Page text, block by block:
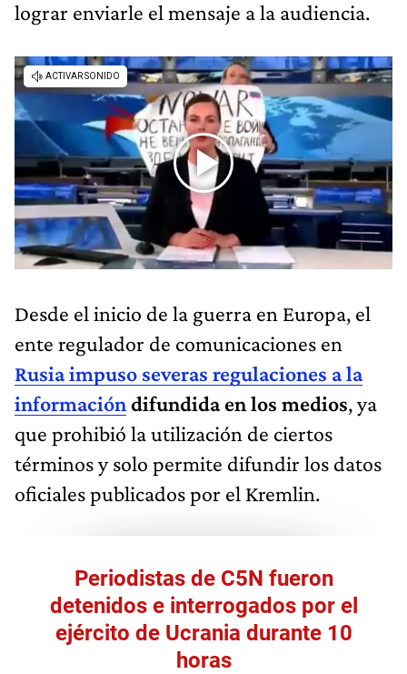
lograr enviarle el mensaje a la audiencia.
Desde el inicio de la guerra en Europa, el
ente regulador de comunicaciones en
Rusia impuso severas regulaciones a la
informacióndifundida en los medios, ya
que prohibió la utilización de ciertos
términos y solo permite difundir los datos
oficiales publicados por el Kremlin.
Periodistas de C5N fueron
detenidos e interrogados por el
ejército de Ucrania durante 10
horas